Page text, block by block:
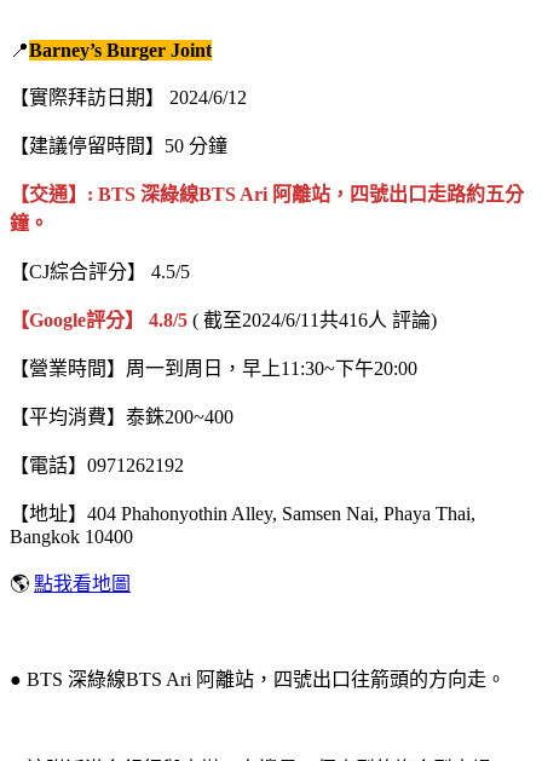
📍Barney’s Burger Joint
【實際拜訪日期】 2024/6/12
【建議停留時間】50 分鐘
【交通】: BTS 深綠線BTS Ari 阿離站，四號出口走路約五分
鐘。
【CJ綜合評分】 4.5/5
【Google評分】 4.8/5 ( 截至2024/6/11共416人 評論)
【營業時間】周一到周日，早上11:30~下午20:00
【平均消費】泰銖200~400
【電話】0971262192
【地址】404 Phahonyothin Alley, Samsen Nai, Phaya Thai,
Bangkok 10400
🌎 點我看地圖
● BTS 深綠線BTS Ari 阿離站，四號出口往箭頭的方向走。